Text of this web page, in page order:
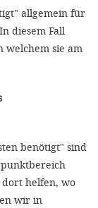
allgemein für
diesem Fall
welchem sie am
benötigt" sind
helfen, wo
wir in